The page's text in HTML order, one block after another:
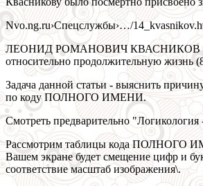
Nvo.ng.ru›Спецслужбы›…/
ЛЕОНИД РОМАНОВИЧ КВАСНИКОВ
относительно продолжительную жизнь
Задача данной статьи - выяснить
по коду ПОЛНОГО ИМЕНИ.
Смотреть предварительно "Логикология
Рассмотрим таблицы кода ПОЛНОГО
Вашем экране будет смещение цифр и
соответствие масштаб изображения\.